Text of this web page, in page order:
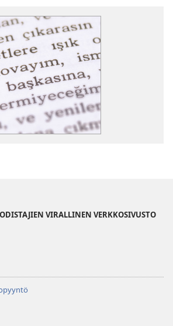
VIRALLINEN VERKKOSIVUSTO